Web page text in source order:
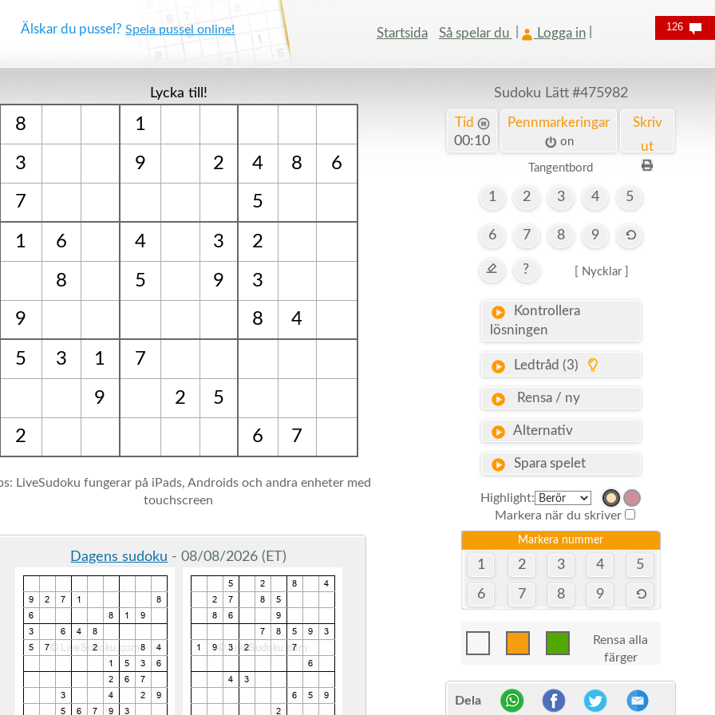
Älskar du pussel?Spela pussel online! Startsida Så spelar du Logga in
Lycka till!
8 1
3 9 2 4 8
6
7
5
1 6 4 3 2
8 5 9
3
9
8 4
5 3 1 7
9 2
5
2
6 7
LiveSudoku fungerar på iPads, Androids och andra enheter med
touchscreen
Dagens sudoku - 08/08/2026 (ET)
Sudoku Lätt #475982
Tid
00:11
Pennmarkeringar
on
Skriv
ut
Tangentbord
1 2 3 4 5
6 7 8 9
? [ Nycklar ]
Kontrollera
lösningen
Ledtråd (3)
Rensa / ny
Alternativ
Spara spelet
Highlight:
Markera när du skriver
Markera nummer
1 2 3 4 5
6 7 8 9
Rensa alla
färger
Dela
126